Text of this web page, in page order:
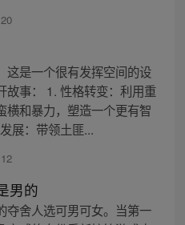
这是一个很有发挥空间的设
故事： 1. 性格转变：利用重
横和暴力，塑造一个更有智
展：带领土匪...
男的
夺舍人选可男可女。当第一